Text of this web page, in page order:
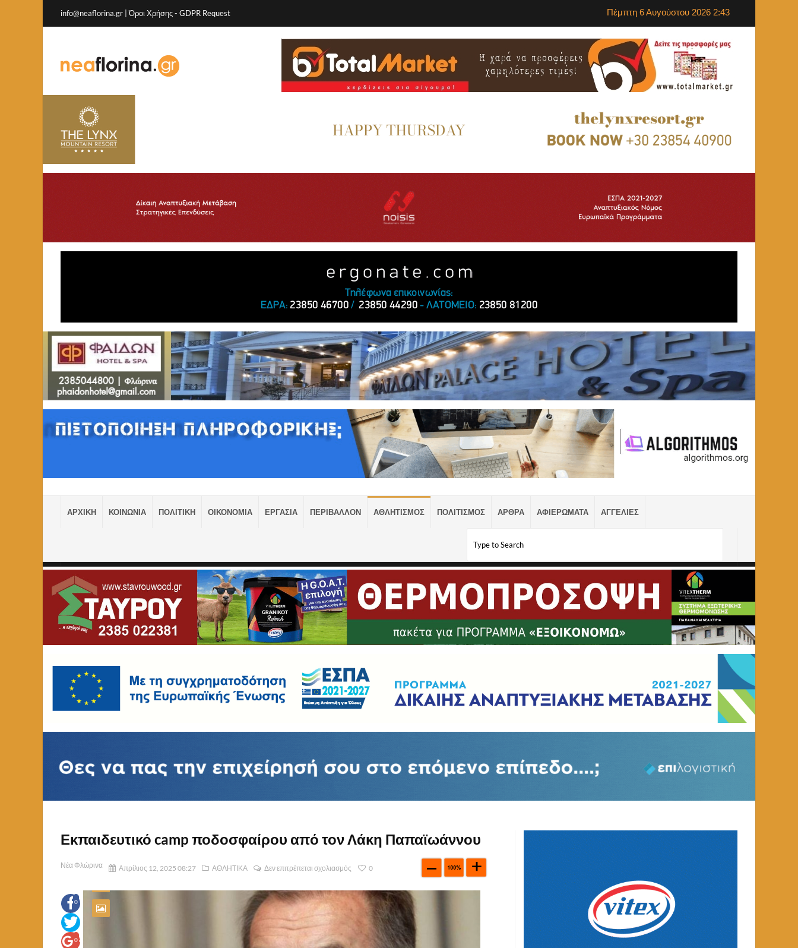
info@neaflorina.gr |Όροι Χρήσης- GDPR Request Πέμπτη 6 Αυγούστου 2026 2:43
ΑΡΧΙΚΗ ΚΟΙΝΩΝΙΑ ΠΟΛΙΤΙΚΗ ΟΙΚΟΝΟΜΙΑ ΕΡΓΑΣΙΑ ΠΕΡΙΒΑΛΛΟΝ ΑΘΛΗΤΙΣΜΟΣ ΠΟΛΙΤΙΣΜΟΣ ΑΡΘΡΑ ΑΦΙΕΡΩΜΑΤΑ ΑΓΓΕΛΙΕΣ
Εκπαιδευτικό camp ποδοσφαίρου από τον Λάκη Παπαϊωάννου
Νέα Φλώρινα Απρίλιος 12, 2025 08:27 ΑΘΛΗΤΙΚΑ Δεν επιτρέπεται σχολιασμός 0
0
0